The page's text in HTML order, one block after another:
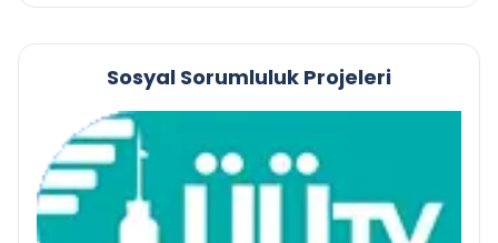
Sosyal Sorumluluk Projeleri